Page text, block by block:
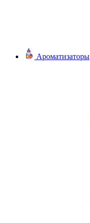
Ароматизаторы